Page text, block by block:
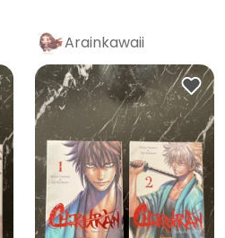
Arainkawaii